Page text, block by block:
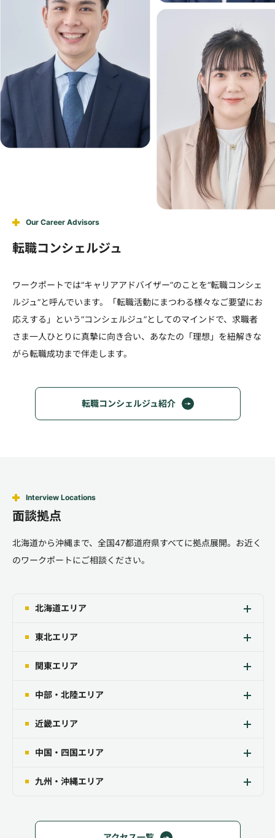
Our Career Advisors
転職コンシェルジュ
ワークポートでは“キャリアアドバイザー”のことを“転職コンシェ
ルジュ”と呼んでいます。「転職活動にまつわる様々なご要望にお
応えする」という“コンシェルジュ”としてのマインドで、求職者
さま一人ひとりに真摯に向き合い、あなたの「理想」を紐解きな
がら転職成功まで伴走します。
転職コンシェルジュ紹介
Interview Locations
面談拠点
北海道から沖縄まで、全国47都道府県すべてに拠点展開。お近く
のワークポートにご相談ください。
北海道エリア
東北エリア
関東エリア
中部・北陸エリア
近畿エリア
中国・四国エリア
九州・沖縄エリア